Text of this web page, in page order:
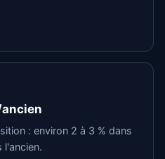
: environ 2 à 3 % dans
l'ancien.